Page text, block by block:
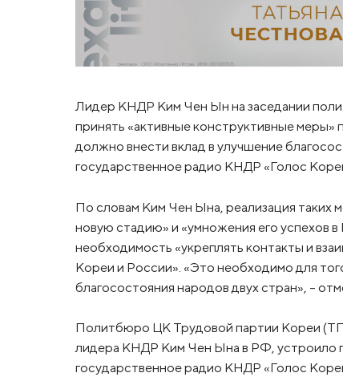
Лидер КНДР Ким Чен Ын на заседании
принять «активные конструктивные
должно внести вклад в улучшение
государственное радио КНДР «Голос
По словам Ким Чен Ына, реализация таких
новую стадию» и «умножения его успехов
необходимость «укреплять контакты и
Кореи и России». «Это необходимо для
благосостояния народов двух стран», -
Политбюро ЦК Трудовой партии Кореи
лидера КНДР Ким Чен Ына в РФ, устроило
государственное радио КНДР «Голос